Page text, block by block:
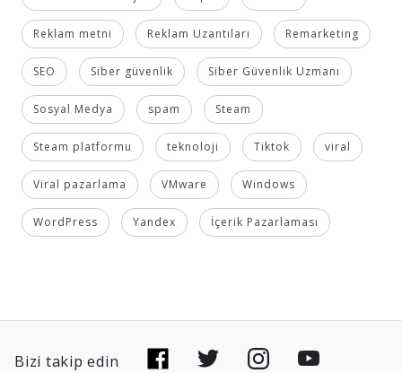
Reklam metni Reklam Uzantıları Remarketing
SEO Siber güvenlik Siber Güvenlik Uzmanı
Sosyal Medya spam Steam
Steam platformu teknoloji Tiktok viral
Viral pazarlama VMware Windows
WordPress Yandex İçerik Pazarlaması
Bizi takip edin